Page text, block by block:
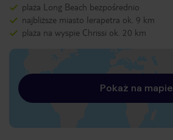
plaża Long Beach bezpośrednio
najbliższe miasto Ierapetra ok. 9 km
plaża na wyspie Chrissi ok. 20 km
Pokaż na mapie